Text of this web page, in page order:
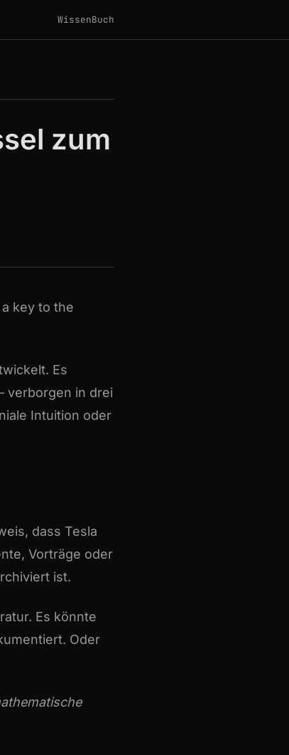
WissenBuch
zum
key to the
Es
verborgen in drei
Intuition oder
dass Tesla
Vorträge oder
ist.
Es könnte
Oder